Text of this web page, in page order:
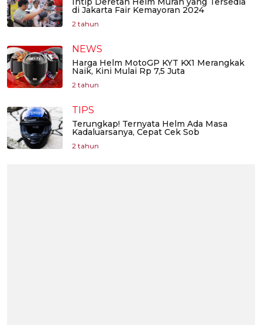
di Jakarta Fair Kemayoran 2024
2 tahun
NEWS
Harga Helm MotoGP KYT KX1 Merangkak
Naik, Kini Mulai Rp 7,5 Juta
2 tahun
TIPS
Terungkap! Ternyata Helm Ada Masa
Kadaluarsanya, Cepat Cek Sob
2 tahun